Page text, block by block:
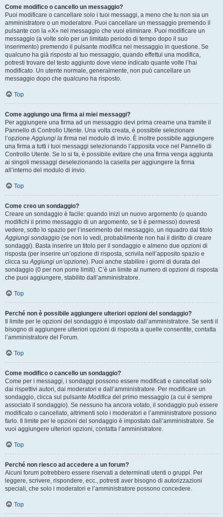
Come modifico o cancello un messaggio?
Puoi modificare o cancellare solo i tuoi messaggi, a meno che tu non sia un
amministratore o un moderatore. Puoi cancellare un messaggio premendo il
pulsante con la «X» nel messaggio che vuoi eliminare. Puoi modificare un
messaggio (a volte solo per un limitato periodo di tempo dopo il suo
inserimento) premendo il pulsante modifica nel messaggio in questione. Se
qualcuno ha già risposto al tuo messaggio, quando effettui una modifica,
potresti trovare del testo aggiunto dove viene indicato quante volte l’hai
modificato. Un utente normale, generalmente, non può cancellare un
messaggio dopo che qualcuno ha risposto.
Top
Come aggiungo una firma ai miei messaggi?
Per aggiungere una firma ad un messaggio devi prima crearne una tramite il
Pannello di Controllo Utente. Una volta creata, è possibile selezionare
l’opzioneAggiungi la firma nel modulo di invio. È inoltre possibile aggiungere
una firma a tutti i tuoi messaggi selezionando l’apposita voce nel Pannello di
Controllo Utente. Se lo si fa, è possibile evitare che una firma venga aggiunta
ai singoli messaggi deselezionando la casella per aggiungere la firma
all’interno del modulo di invio.
Top
Come creo un sondaggio?
Creare un sondaggio è facile: quando inizi un nuovo argomento (o quando
modifichi il primo messaggio di un argomento, se ti è permesso) dovresti
vedere, sotto lo spazio per l’inserimento del messaggio, un riquadro dal titolo
Aggiungi sondaggio (se non lo vedi, probabilmente non hai il diritto di creare
sondaggi). Basta inserire un titolo per il sondaggio e almeno due opzioni di
risposta (per inserire un’opzione di risposta, scrivila nell’apposito spazio e
clicca suAggiungi un’opzione). Puoi anche stabilire i giorni di durata del
sondaggio (0 per non porre limiti). C’è un limite al numero di opzioni di risposta
che puoi aggiungere, stabilito dall’amministratore.
Top
Perché non è possibile aggiungere ulteriori opzioni del sondaggio?
Il limite per le opzioni del sondaggio è impostato dall’amministratore. Se senti il
bisogno di aggiungere ulteriori opzioni di risposta a quelle consentite, contatta
l’amministratore del Forum.
Top
Come modifico o cancello un sondaggio?
Come per i messaggi, i sondaggi possono essere modificati e cancellati solo
dai rispettivi autori, dai moderatori e dall’amministratore. Per modificare un
sondaggio, clicca sul pulsante Modifica del primo messaggio (a cui è sempre
associato il sondaggio). Se nessuno ha ancora votato, il sondaggio può essere
modificato o cancellato, altrimenti solo i moderatori e l’amministratore possono
farlo. Il limite per le opzioni del sondaggio è impostato dall’amministratore. Se
vuoi aggiungere ulteriori opzioni, contatta l’amministratore.
Top
Perché non riesco ad accedere a un forum?
Alcuni forum potrebbero essere riservati a determinati utenti o gruppi. Per
leggere, scrivere, rispondere, ecc., potresti aver bisogno di autorizzazioni
speciali, che solo i moderatori e l’amministratore possono concedere.
Top